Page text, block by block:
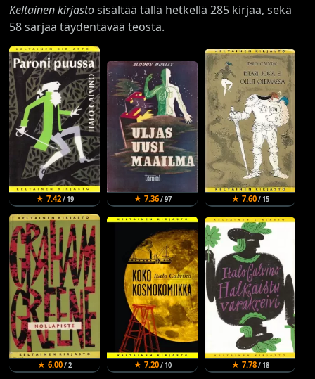
Keltainen kirjastosisältää tällä hetkellä 285 kirjaa, sekä
58 sarjaa täydentävää teosta.
★ 7.42/ 19 ★ 7.36/ 97 ★ 7.60/ 15
★ 6.00/ 2 ★ 7.20/ 10 ★ 7.78/ 18